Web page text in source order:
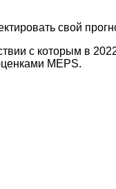
свой
с которым в
MEPS.